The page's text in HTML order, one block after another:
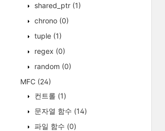
shared_ptr (1)
chrono (0)
tuple (1)
regex (0)
random (0)
MFC (24)
컨트롤 (1)
문자열 함수 (14)
파일 함수 (0)